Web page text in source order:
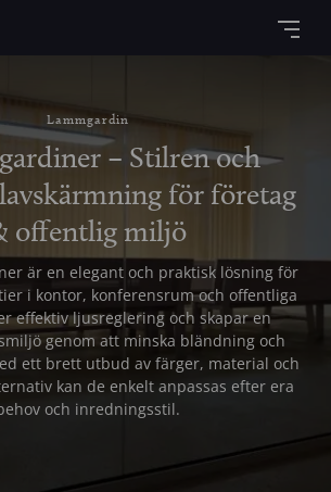
Lammgardin
– Stilren och
för företag
offentlig miljö
är en elegant och praktisk lösning för
i kontor, konferensrum och offentliga
effektiv ljusreglering och skapar en
genom att minska bländning och
ett brett utbud av färger, material och
kan de enkelt anpassas efter era
och inredningsstil.